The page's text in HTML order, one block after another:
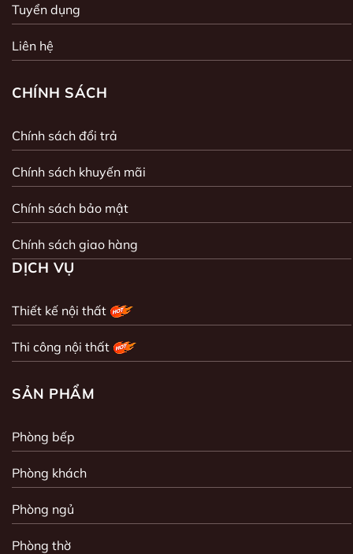
Tuyển dụng
Liên hệ
CHÍNH SÁCH
Chính sách đổi trả
Chính sách khuyến mãi
Chính sách bảo mật
Chính sách giao hàng
DỊCH VỤ
Thiết kế nội thất
Thi công nội thất
SẢN PHẨM
Phòng bếp
Phòng khách
Phòng ngủ
Phòng thờ